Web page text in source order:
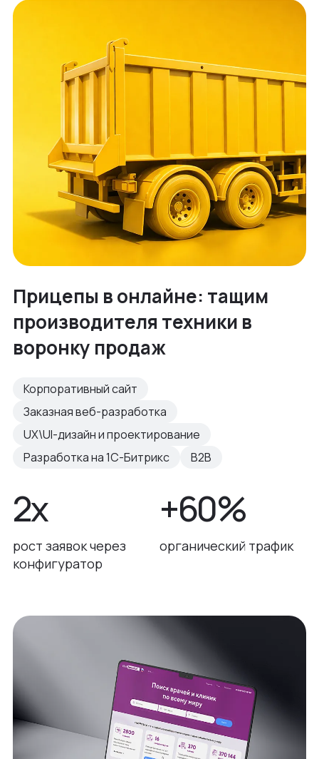
Прицепы в онлайне: тащим
производителя техники в
воронку продаж
Корпоративный сайт
Заказная веб-разработка
UX\UI-дизайн и проектирование
Разработка на 1С-Битрикс
B2B
2х
рост заявок через
конфигуратор
+60%
органический трафик